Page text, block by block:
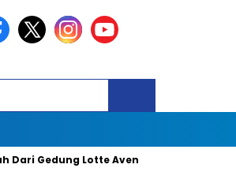
Gedung Lotte Avenue: Kronologi, Saksi